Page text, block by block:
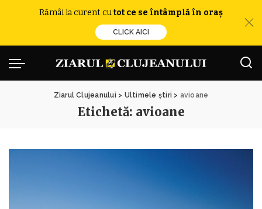
Rămâi la curent cutot ce se întâmplă în oraș
CLICK AICI
Ziarul Clujeanului > Ultimele știri > avioane
Etichetă: avioane